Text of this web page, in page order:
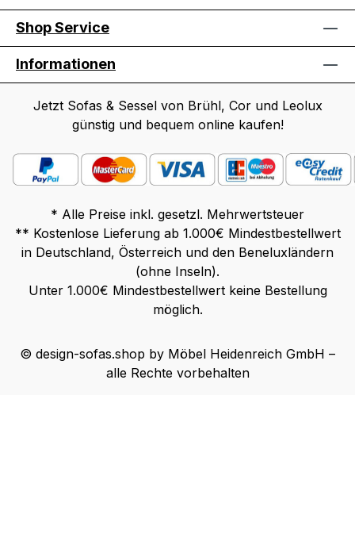
Shop Service
Informationen
Jetzt Sofas & Sessel von Brühl, Cor und Leolux
günstig und bequem online kaufen!
* Alle Preise inkl. gesetzl. Mehrwertsteuer
** Kostenlose Lieferung ab 1.000€ Mindestbestellwert
in Deutschland, Österreich und den Beneluxländern
(ohne Inseln).
Unter 1.000€ Mindestbestellwert keine Bestellung
möglich.
© design-sofas.shop by Möbel Heidenreich GmbH –
alle Rechte vorbehalten